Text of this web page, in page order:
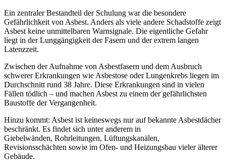
Ein zentraler Bestandteil der Schulung war die besondere
Gefährlichkeit von Asbest. Anders als viele andere Schadstoffe zeigt
Asbest keine unmittelbaren Warnsignale. Die eigentliche Gefahr
liegt in der Lunggängigkeit der Fasern und der extrem langen
Latenzzeit.
Zwischen der Aufnahme von Asbestfasern und dem Ausbruch
schwerer Erkrankungen wie Asbestose oder Lungenkrebs liegen im
Durchschnitt rund 38 Jahre. Diese Erkrankungen sind in vielen
Fällen tödlich – und machen Asbest zu einem der gefährlichsten
Baustoffe der Vergangenheit.
Hinzu kommt: Asbest ist keineswegs nur auf bekannte Asbestdächer
beschränkt. Es findet sich unter anderem in
Giebelwänden, Rohrleitungen, Lüftungskanälen,
Revisionsschächten sowie im Ofen- und Heizungsbau vieler älterer
Gebäude.